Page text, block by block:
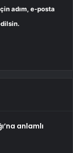
adım, e-posta
anlamlı